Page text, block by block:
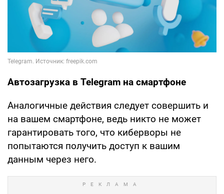
Автозагрузка в Telegram на смартфоне
Аналогичные действия следует совершить и
на вашем смартфоне, ведь никто не может
гарантировать того, что киберворы не
попытаются получить доступ к вашим
данным через него.